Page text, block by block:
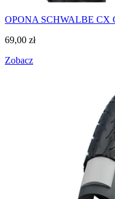
OPONA SCHWALBE CX
69,00 zł
Zobacz